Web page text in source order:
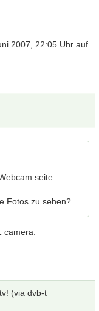
2007, 22:05 Uhr auf
seite
Fotos zu sehen?
camera:
(via dvb-t